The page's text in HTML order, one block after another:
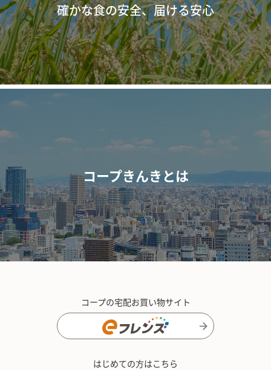
確かな食の安全、届ける安心
コープきんきとは
コープの宅配お買い物サイト
はじめての方はこちら